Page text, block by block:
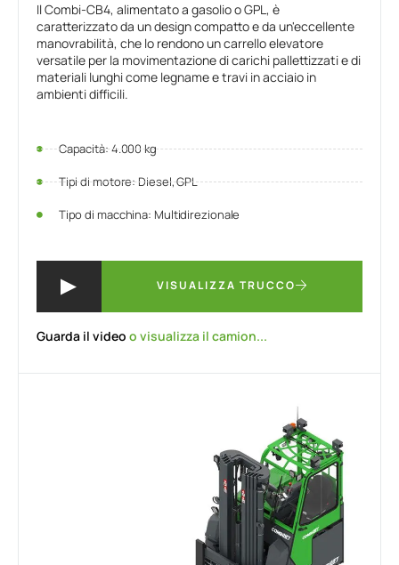
Il Combi-CB4, alimentato a gasolio o GPL, è
caratterizzato da un design compatto e da un'eccellente
manovrabilità, che lo rendono un carrello elevatore
versatile per la movimentazione di carichi pallettizzati e di
materiali lunghi come legname e travi in acciaio in
ambienti difficili.
Capacità: 4.000 kg
Tipi di motore: Diesel, GPL
Tipo di macchina: Multidirezionale
VISUALIZZA TRUCCO
Guarda il video o visualizza il camion...